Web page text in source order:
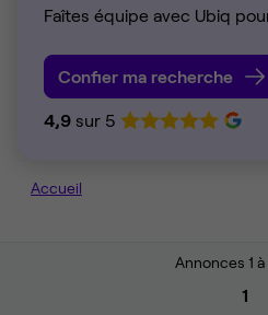
Faîtes équipe avec Ubiq
Confier ma recherche
4,9 sur 5
Accueil
Annonces 1
1